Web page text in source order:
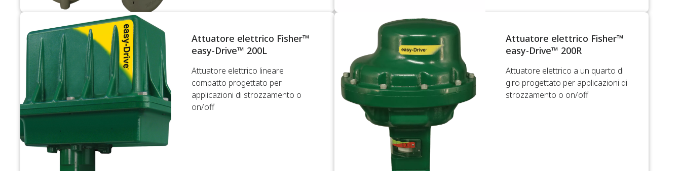
Attuatore elettrico Fisher™
easy-Drive™ 200L
Attuatore elettrico lineare
compatto progettato per
applicazioni di strozzamento o
on/off
Attuatore elettrico Fisher™
easy-Drive™ 200R
Attuatore elettrico a un quarto di
giro progettato per applicazioni di
strozzamento o on/off